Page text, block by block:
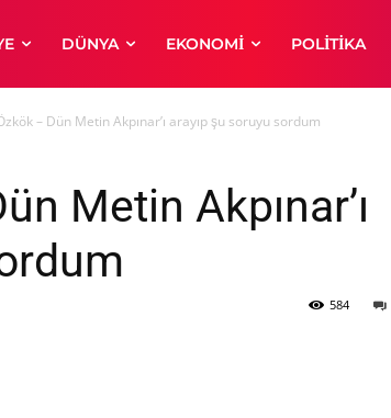
DÜNYA EKONOMI POLITIKA
– Dün Metin Akpınar’ı arayıp şu soruyu sordum
Metin Akpınar’ı
584